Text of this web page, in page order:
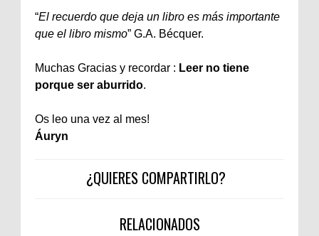
“El recuerdo que deja un libro es más importante
que el libro mismo” G.A. Bécquer.
Muchas Gracias y recordar : Leer no tiene
porque ser aburrido.
Os leo una vez al mes!
Áuryn
¿QUIERES COMPARTIRLO?
RELACIONADOS